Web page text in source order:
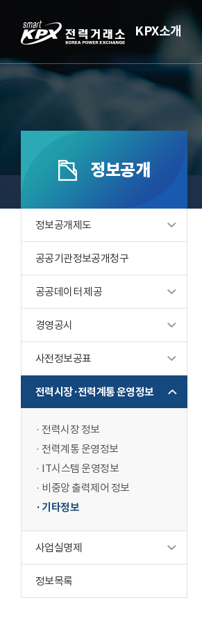
KPX소개
정보공개
정보공개제도
공공기관정보공개청구
공공데이터 제공
경영공시
사전정보공표
전력시장·전력계통 운영정보
전력시장 정보
전력계통 운영정보
IT시스템 운영정보
비중앙 출력제어 정보
기타정보
사업실명제
정보목록